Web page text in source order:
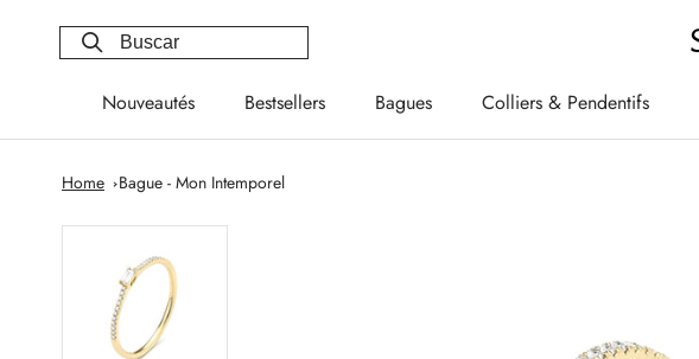
contenido
Nouveautés Bestsellers Bagues Colliers & Pendentifs
Home Bague - Mon Intemporel